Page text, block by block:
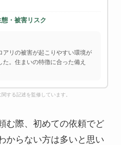
・被害リスク
リの被害が起こりやすい環境が
。住まいの特徴に合った備え
する記述を監修しています。
む際、初めての依頼でど
からない方は多いと思い